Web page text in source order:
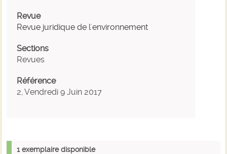
Revue
Revue juridique de l'environnement
Sections
Revues
Référence
2, Vendredi 9 Juin 2017
1 exemplaire disponible